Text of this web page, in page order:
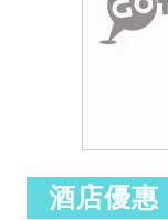
酒店優惠